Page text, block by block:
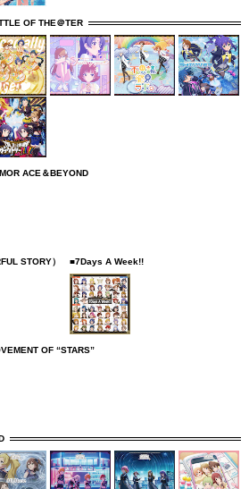
OF THE＠TER
ACE＆BEYOND
STORY） ■7Days A Week!!
OF “STARS”